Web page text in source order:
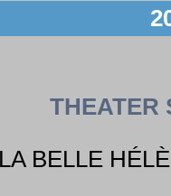
THEATER
LA BELLE